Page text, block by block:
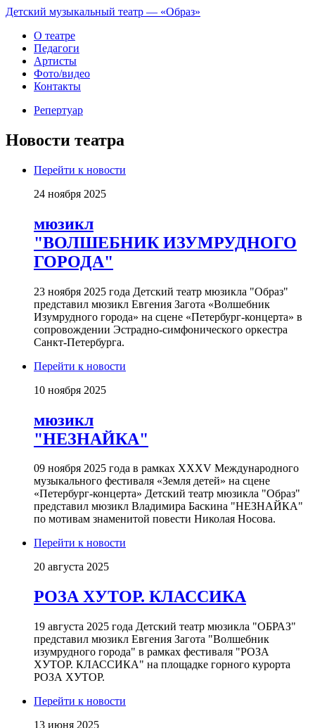
Детский музыкальный театр — «Образ»
О театре
Педагоги
Артисты
Фото/видео
Контакты
Репертуар
Новости театра
Перейти к новости
24 ноября 2025
мюзикл
"ВОЛШЕБНИК ИЗУМРУДНОГО
ГОРОДА"
23 ноября 2025 года Детский театр мюзикла "Образ"
представил мюзикл Евгения Загота «Волшебник
Изумрудного города» на сцене «Петербург-концерта» в
сопровождении Эстрадно-симфонического оркестра
Санкт-Петербурга.
Перейти к новости
10 ноября 2025
мюзикл
"НЕЗНАЙКА"
09 ноября 2025 года в рамках XXXV Международного
музыкального фестиваля «Земля детей» на сцене
«Петербург-концерта» Детский театр мюзикла "Образ"
представил мюзикл Владимира Баскина "НЕЗНАЙКА"
по мотивам знаменитой повести Николая Носова.
Перейти к новости
20 августа 2025
РОЗА ХУТОР. КЛАССИКА
19 августа 2025 года Детский театр мюзикла "ОБРАЗ"
представил мюзикл Евгения Загота "Волшебник
изумрудного города" в рамках фестиваля "РОЗА
ХУТОР. КЛАССИКА" на площадке горного курорта
РОЗА ХУТОР.
Перейти к новости
13 июня 2025